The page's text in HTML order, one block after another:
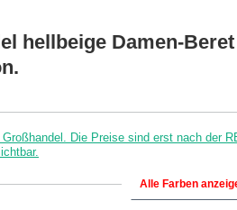
hellbeige Damen-
Die Preise sind erst nach der
Alle Farben